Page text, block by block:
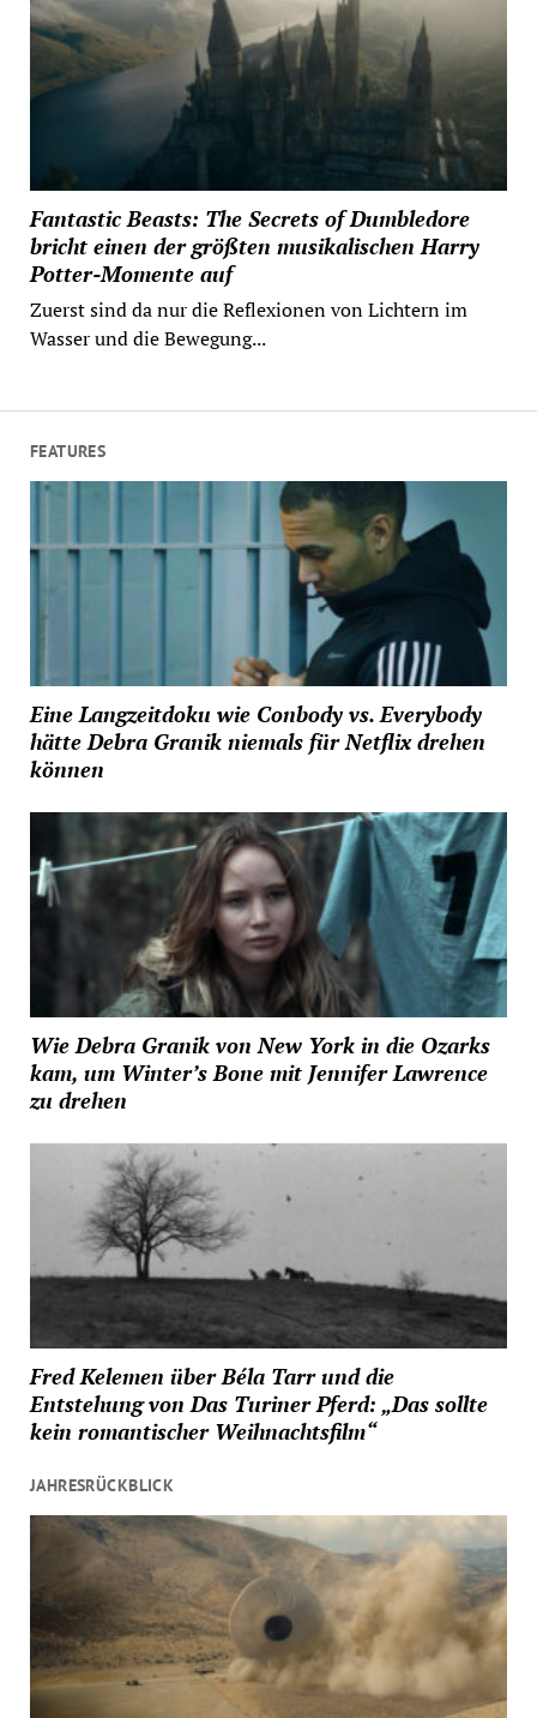
Fantastic Beasts: The Secrets of Dumbledore
bricht einen der größten musikalischen Harry
Potter-Momente auf
Zuerst sind da nur die Reflexionen von Lichtern im
Wasser und die Bewegung...
FEATURES
Eine Langzeitdoku wie Conbody vs. Everybody
hätte Debra Granik niemals für Netflix drehen
können
Wie Debra Granik von New York in die Ozarks
kam, um Winter’s Bone mit Jennifer Lawrence
zu drehen
Fred Kelemen über Béla Tarr und die
Entstehung von Das Turiner Pferd: „Das sollte
kein romantischer Weihnachtsfilm“
JAHRESRÜCKBLICK